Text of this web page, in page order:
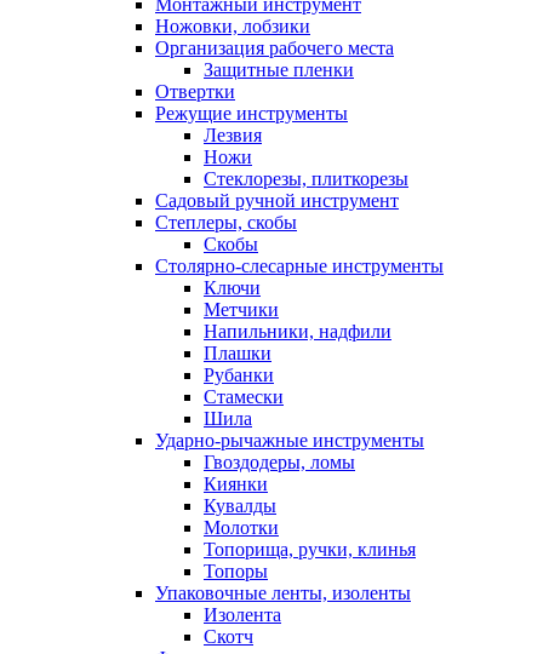
Ножовки, лобзики
Организация рабочего места
Защитные пленки
Отвертки
Режущие инструменты
Лезвия
Ножи
Стеклорезы, плиткорезы
Садовый ручной инструмент
Степлеры, скобы
Скобы
Столярно-слесарные инструменты
Ключи
Метчики
Напильники, надфили
Плашки
Рубанки
Стамески
Шила
Ударно-рычажные инструменты
Гвоздодеры, ломы
Киянки
Кувалды
Молотки
Топорища, ручки, клинья
Топоры
Упаковочные ленты, изоленты
Изолента
Скотч